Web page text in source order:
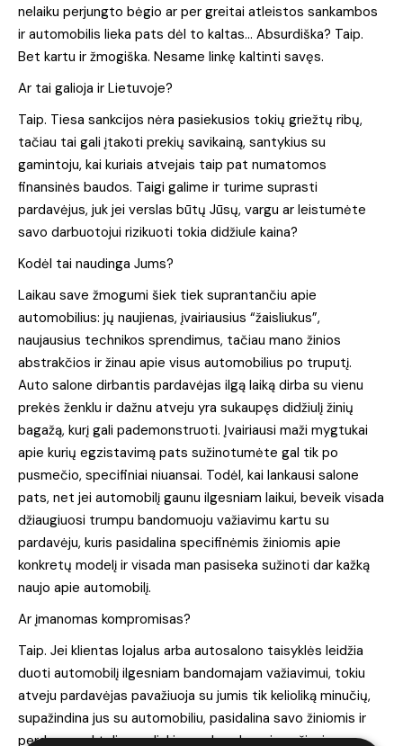
nelaiku perjungto bėgio ar per greitai atleistos sankambos
ir automobilis lieka pats dėl to kaltas… Absurdiška? Taip.
Bet kartu ir žmogiška. Nesame linkę kaltinti savęs.
Ar tai galioja ir Lietuvoje?
Taip. Tiesa sankcijos nėra pasiekusios tokių griežtų ribų,
tačiau tai gali įtakoti prekių savikainą, santykius su
gamintoju, kai kuriais atvejais taip pat numatomos
finansinės baudos. Taigi galime ir turime suprasti
pardavėjus, juk jei verslas būtų Jūsų, vargu ar leistumėte
savo darbuotojui rizikuoti tokia didžiule kaina?
Kodėl tai naudinga Jums?
Laikau save žmogumi šiek tiek suprantančiu apie
automobilius: jų naujienas, įvairiausius “žaisliukus”,
naujausius technikos sprendimus, tačiau mano žinios
abstrakčios ir žinau apie visus automobilius po truputį.
Auto salone dirbantis pardavėjas ilgą laiką dirba su vienu
prekės ženklu ir dažnu atveju yra sukaupęs didžiulį žinių
bagažą, kurį gali pademonstruoti. Įvairiausi maži mygtukai
apie kurių egzistavimą pats sužinotumėte gal tik po
pusmečio, specifiniai niuansai. Todėl, kai lankausi salone
pats, net jei automobilį gaunu ilgesniam laikui, beveik visada
džiaugiuosi trumpu bandomuoju važiavimu kartu su
pardavėju, kuris pasidalina specifinėmis žiniomis apie
konkretų modelį ir visada man pasiseka sužinoti dar kažką
naujo apie automobilį.
Ar įmanomas kompromisas?
Taip. Jei klientas lojalus arba autosalono taisyklės leidžia
duoti automobilį ilgesniam bandomajam važiavimui, tokiu
atveju pardavėjas pavažiuoja su jumis tik kelioliką minučių,
supažindina jus su automobiliu, pasidalina savo žiniomis ir
perdavęs raktelius, palinki gero bandomojo važiavimo.